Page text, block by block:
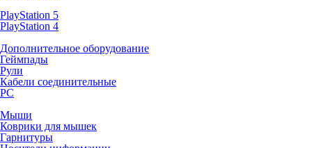
PlayStation 5
PlayStation 4
Дополнительное оборудование
Геймпады
Рули
Кабели соединительные
PC
Мыши
Коврики для мышек
Гарнитуры